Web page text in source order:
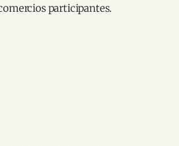
participantes.